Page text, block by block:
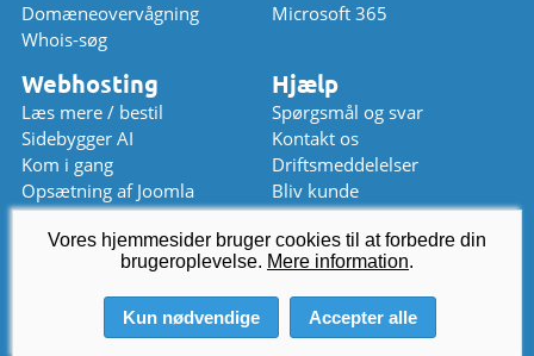
Domæneovervågning
Whois-søg
Microsoft 365
Webhosting
Læs mere / bestil
Sidebygger AI
Kom i gang
Opsætning af Joomla
Opsætning af WordPress
Hjælp
Spørgsmål og svar
Kontakt os
Driftsmeddelelser
Bliv kunde
Prisliste
kundeservice@domaeneshop.dk
+47 2294 3333 (08-17)
© 2026 Domeneshop AS ·Om os·
Vores hjemmesider bruger cookies til at forbedre din
brugeroplevelse. Mere information.
Kun nødvendige Accepter alle